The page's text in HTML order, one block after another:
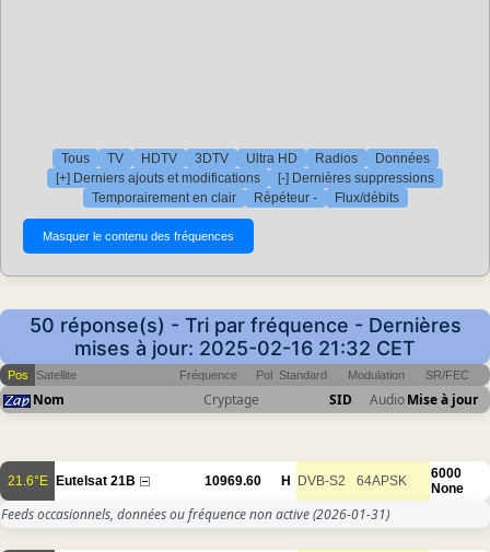
Tous TV HDTV 3DTV Ultra HD Radios
Données
[+] Derniers ajouts et modifications
[-] Dernières suppressions
Temporairement en clair
Répéteur - Flux/débits
50 réponse(s) - Tri par fréquence - Dernières
mises à jour: 2025-02-16 21:32 CET
Pos Satellite Fréquence Pol Standard Modulation SR/FEC
Nom Cryptage SID AudioMise à jour
21.6°E Eutelsat 21B 10969.60 H DVB-S2 64APSK
6000
None
Feeds occasionnels, données ou fréquence non active(2026-01-31)